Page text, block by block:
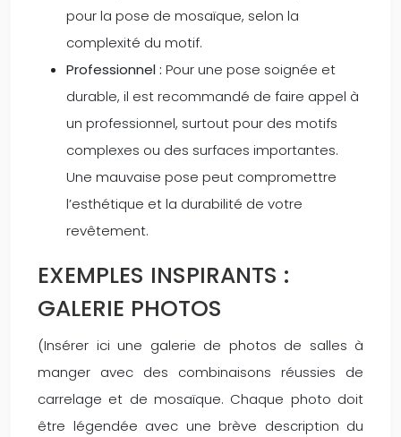
pour la pose de mosaïque, selon la
complexité du motif.
Professionnel : Pour une pose soignée et
durable, il est recommandé de faire appel à
un professionnel, surtout pour des motifs
complexes ou des surfaces importantes.
Une mauvaise pose peut compromettre
l’esthétique et la durabilité de votre
revêtement.
EXEMPLES INSPIRANTS :
GALERIE PHOTOS
(Insérer ici une galerie de photos de salles à
manger avec des combinaisons réussies de
carrelage et de mosaïque. Chaque photo doit
être légendée avec une brève description du